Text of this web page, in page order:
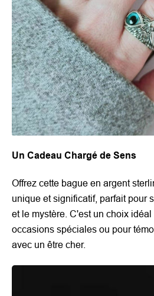
Un Cadeau Chargé de Sens
Offrez cette bague en argent
unique et significatif, parfait pour
et le mystère. C'est un choix
occasions spéciales ou pour
avec un être cher.